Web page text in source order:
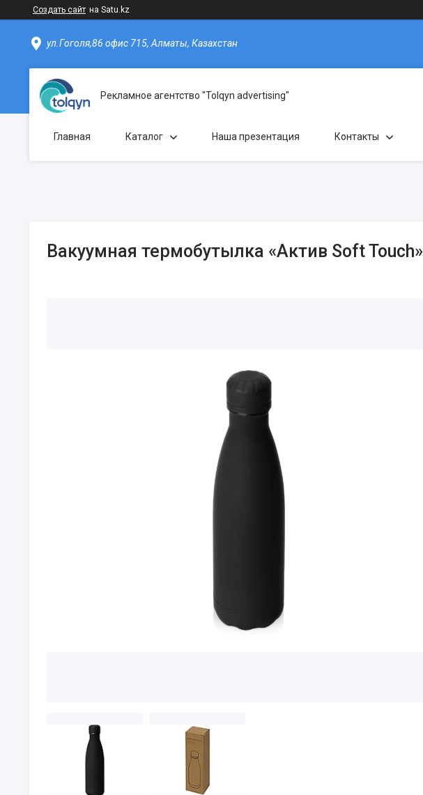
Создать сайт на Satu.kz
ул.Гоголя,86 офис 715, Алматы, Казахстан
Рекламное агентство "Tolqyn advertising"
Главная Каталог Наша презентация Контакты
Вакуумная термобутылка «Актив Soft Touch»